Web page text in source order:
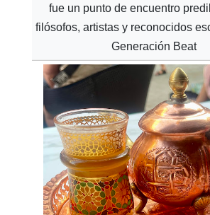
fue un punto de encuentro
filósofos, artistas y reconocidos
Generación Beat